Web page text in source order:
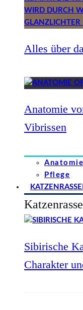
Alles über
Anatomie
Vibrissen
Anatomie
Pflege
Sibirische
Charakter